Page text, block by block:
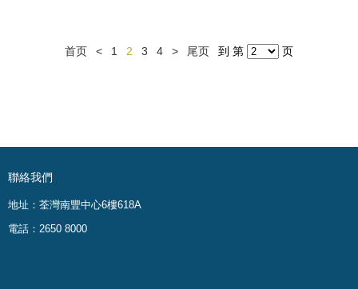
首页 < 1 2 3 4 > 尾页 到 第 页
聯絡我們
地址：荃灣南豐中心6樓618A
電話：2650 8000